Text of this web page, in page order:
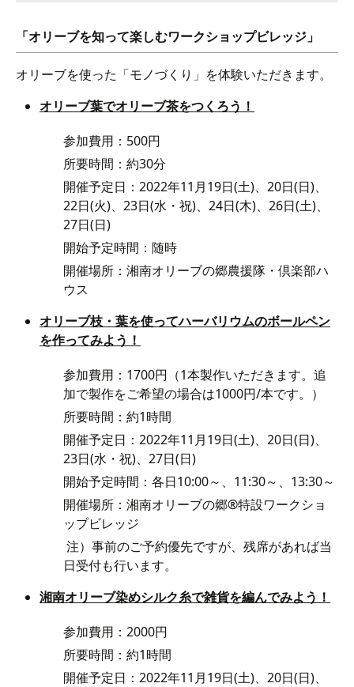
「オリーブを知って楽しむワークショップビレッジ」
オリーブを使った「モノづくり」を体験いただきます。
オリーブ葉でオリーブ茶をつくろう！
参加費用：500円
所要時間：約30分
開催予定日：2022年11月19日(土)、20日(日)、
22日(火)、23日(水・祝)、24日(木)、26日(土)、
27日(日)
開始予定時間：随時
開催場所：湘南オリーブの郷農援隊・倶楽部ハ
ウス
オリーブ枝・葉を使ってハーバリウムのボールペン
を作ってみよう！
参加費用：1700円（1本製作いただきます。追
加で製作をご希望の場合は1000円/本です。）
所要時間：約1時間
開催予定日：2022年11月19日(土)、20日(日)、
23日(水・祝)、27日(日)
開始予定時間：各日10:00～、11:30～、13:30～
開催場所：湘南オリーブの郷®特設ワークショ
ップビレッジ
注）事前のご予約優先ですが、残席があれば当
日受付も行います。
湘南オリーブ染めシルク糸で雑貨を編んでみよう！
参加費用：2000円
所要時間：約1時間
開催予定日：2022年11月19日(土)、20日(日)、